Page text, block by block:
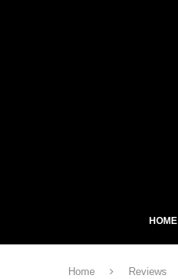
HOME
Home Reviews